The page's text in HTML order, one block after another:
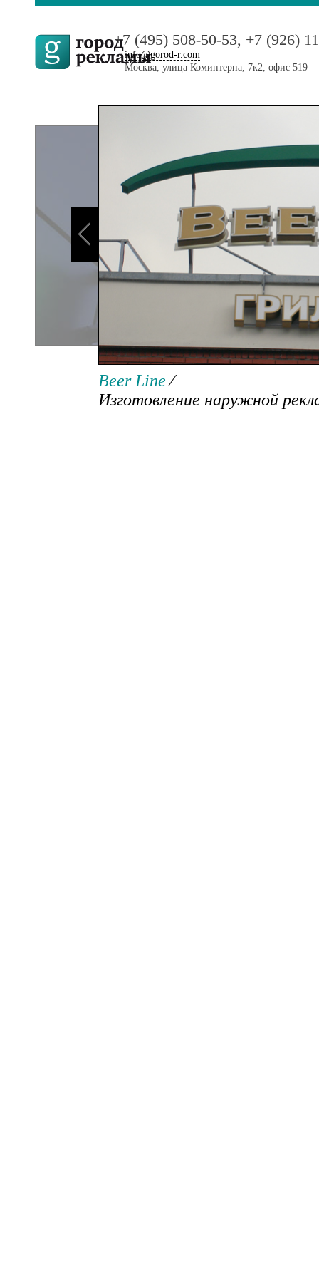
+7 (495) 508-50-53, +7 (926)
info@gorod-r.com
Москва, улица Коминтерна, 7к2, офис 519
Изготовление наружной
Beer Line ⁄
Изготовление наружной